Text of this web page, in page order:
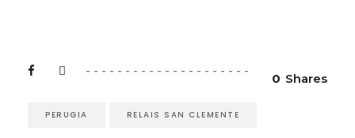
0 Shares
PERUGIA RELAIS SAN CLEMENTE